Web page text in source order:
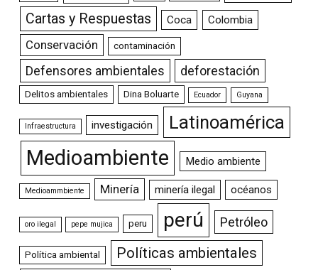
Cartas y Respuestas Coca Colombia
Conservación contaminación
Defensores ambientales deforestación
Delitos ambientales Dina Boluarte Ecuador Guyana
Infraestructura investigación Latinoamérica
Medioambiente Medio ambiente
Medioammbiente Minería minería ilegal océanos
oro ilegal pepe mujica peru perú Petróleo
Política ambiental Políticas ambientales